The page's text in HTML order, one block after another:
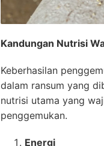
Kandungan Nutrisi
Keberhasilan
dalam ransum yang
nutrisi utama yang
penggemukan.
Energi